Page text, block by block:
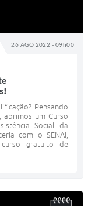
26 AGO 2022 - 09h00
Pensando
um Curso
Social da
com o SENAI,
gratuito de